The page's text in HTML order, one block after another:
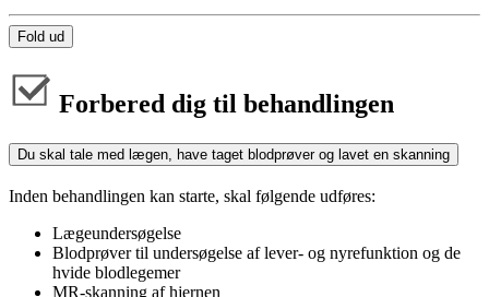
Fold ud
Forbered dig til behandlingen
Du skal tale med lægen, have taget blodprøver og lavet en skanning
Inden behandlingen kan starte, skal følgende udføres:
Lægeundersøgelse
Blodprøver til undersøgelse af lever- og nyrefunktion og de
hvide blodlegemer
MR-skanning af hjernen